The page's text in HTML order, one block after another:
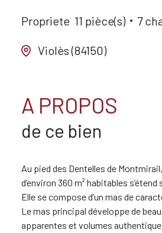
Propriete 11 pièce(s) 7
Violès (84150)
A PROPOS
de ce bien
Au pied des Dentelles de
d’environ 360 m² habitables
Elle se compose d’un mas de
Le mas principal développe de
apparentes et volumes